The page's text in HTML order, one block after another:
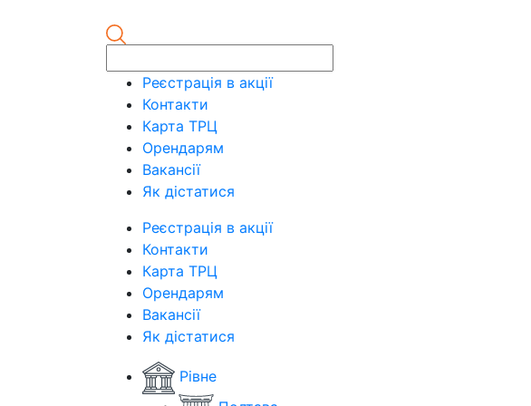
Реєстрація в акції
Контакти
Карта ТРЦ
Орендарям
Вакансії
Як дістатися
Реєстрація в акції
Контакти
Карта ТРЦ
Орендарям
Вакансії
Як дістатися
Рівне